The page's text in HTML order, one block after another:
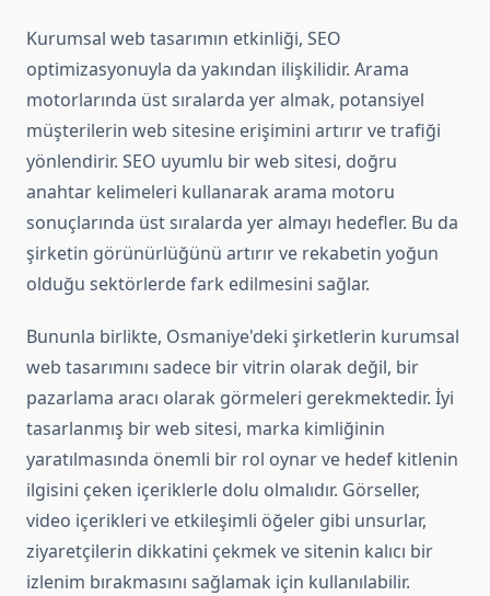
Kurumsal web tasarımın etkinliği, SEO
optimizasyonuyla da yakından ilişkilidir. Arama
motorlarında üst sıralarda yer almak, potansiyel
müşterilerin web sitesine erişimini artırır ve trafiği
yönlendirir. SEO uyumlu bir web sitesi, doğru
anahtar kelimeleri kullanarak arama motoru
sonuçlarında üst sıralarda yer almayı hedefler. Bu da
şirketin görünürlüğünü artırır ve rekabetin yoğun
olduğu sektörlerde fark edilmesini sağlar.
Bununla birlikte, Osmaniye'deki şirketlerin kurumsal
web tasarımını sadece bir vitrin olarak değil, bir
pazarlama aracı olarak görmeleri gerekmektedir. İyi
tasarlanmış bir web sitesi, marka kimliğinin
yaratılmasında önemli bir rol oynar ve hedef kitlenin
ilgisini çeken içeriklerle dolu olmalıdır. Görseller,
video içerikleri ve etkileşimli öğeler gibi unsurlar,
ziyaretçilerin dikkatini çekmek ve sitenin kalıcı bir
izlenim bırakmasını sağlamak için kullanılabilir.